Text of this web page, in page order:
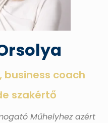
Műhelyhez azért
coach
szakértő